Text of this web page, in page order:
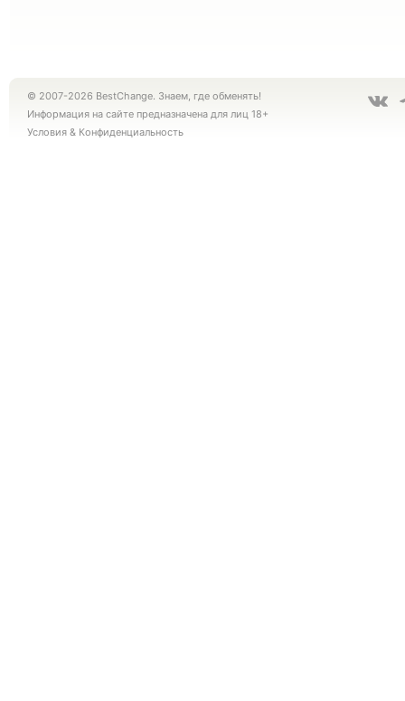
© 2007-2026 BestChange. Знаем, где обменять!
Информация на сайте предназначена для лиц 18+
Условия & Конфиденциальность